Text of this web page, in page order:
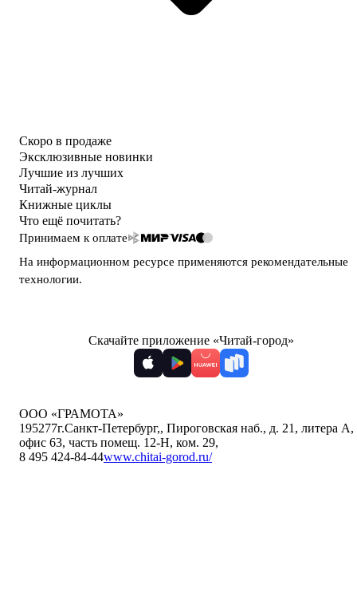
Скоро в продаже
Эксклюзивные новинки
Лучшие из лучших
Читай-журнал
Книжные циклы
Что ещё почитать?
Принимаем к оплате
На информационном ресурсе применяются рекомендательные
технологии.
Скачайте приложение «Читай-город»
ООО «ГРАМОТА»
195277г.Санкт-Петербург,, Пироговская наб., д. 21, литера А,
офис 63, часть помещ. 12-Н, ком. 29,
8 495 424-84-44www.chitai-gorod.ru/